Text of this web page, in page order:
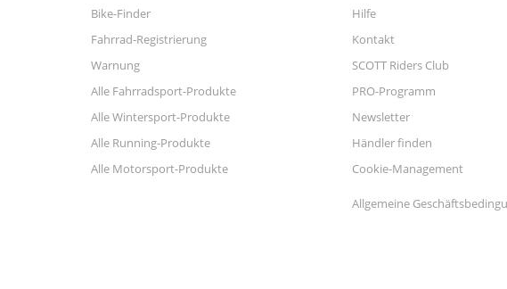
Bike-Finder
Fahrrad-Registrierung
Warnung
Alle Fahrradsport-Produkte
Alle Wintersport-Produkte
Alle Running-Produkte
Alle Motorsport-Produkte
Hilfe
Kontakt
SCOTT Riders Club
PRO-Programm
Newsletter
Händler finden
Cookie-Management
Allgemeine